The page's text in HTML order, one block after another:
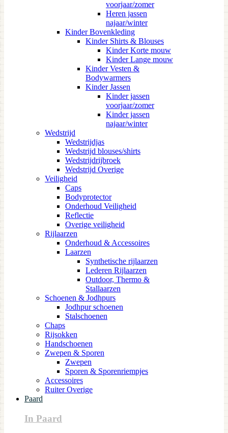
voorjaar/zomer
Heren jassen
najaar/winter
Kinder Bovenkleding
Kinder Shirts & Blouses
Kinder Korte mouw
Kinder Lange mouw
Kinder Vesten &
Bodywarmers
Kinder Jassen
Kinder jassen
voorjaar/zomer
Kinder jassen
najaar/winter
Wedstrijd
Wedstrijdjas
Wedstrijd blouses/shirts
Wedstrijdrijbroek
Wedstrijd Overige
Veiligheid
Caps
Bodyprotector
Onderhoud Veiligheid
Reflectie
Overige veiligheid
Rijlaarzen
Onderhoud & Accessoires
Laarzen
Synthetische rijlaarzen
Lederen Rijlaarzen
Outdoor, Thermo &
Stallaarzen
Schoenen & Jodhpurs
Jodhpur schoenen
Stalschoenen
Chaps
Rijsokken
Handschoenen
Zwepen & Sporen
Zwepen
Sporen & Sporenriempjes
Accessoires
Ruiter Overige
Paard
In Paard